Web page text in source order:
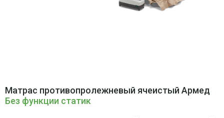
Матрас противопролежневый ячеистый Армед
Без функции статик